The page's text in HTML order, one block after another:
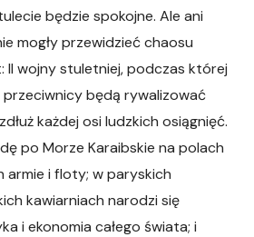
będzie spokojne. Ale ani
mogły przewidzieć chaosu
II wojny stuletniej, podczas której
będą rywalizować
każdej osi ludzkich osiągnięć.
po Morze Karaibskie na polach
armie i floty; w paryskich
kawiarniach narodzi się
i ekonomia całego świata; i